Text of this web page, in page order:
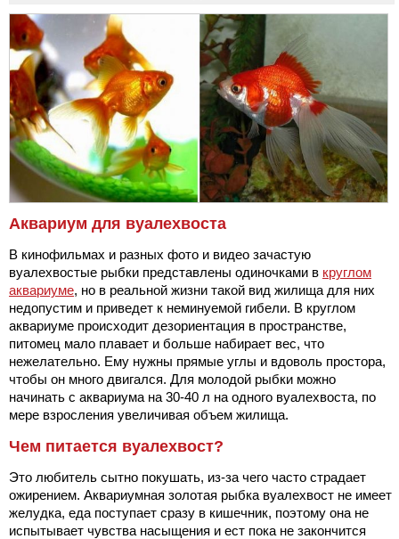
Аквариум для вуалехвоста
В кинофильмах и разных фото и видео зачастую
вуалехвостые рыбки представлены одиночками в круглом
аквариуме, но в реальной жизни такой вид жилища для них
недопустим и приведет к неминуемой гибели. В круглом
аквариуме происходит дезориентация в пространстве,
питомец мало плавает и больше набирает вес, что
нежелательно. Ему нужны прямые углы и вдоволь простора,
чтобы он много двигался. Для молодой рыбки можно
начинать с аквариума на 30-40 л на одного вуалехвоста, по
мере взросления увеличивая объем жилища.
Чем питается вуалехвост?
Это любитель сытно покушать, из-за чего часто страдает
ожирением. Аквариумная золотая рыбка вуалехвост не имеет
желудка, еда поступает сразу в кишечник, поэтому она не
испытывает чувства насыщения и ест пока не закончится